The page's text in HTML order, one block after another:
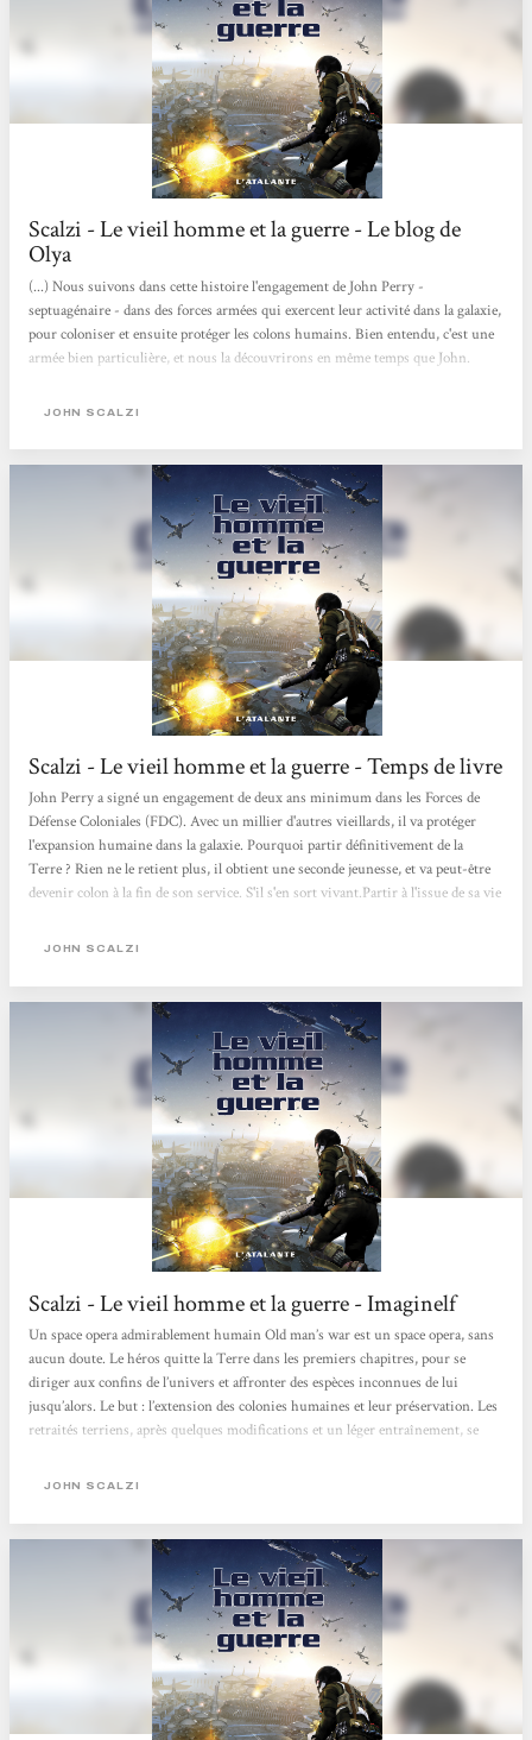
Scalzi - Le vieil homme et la guerre - Le blog de
Olya
(...) Nous suivons dans cette histoire l'engagement de John Perry -
septuagénaire - dans des forces armées qui exercent leur activité dans la galaxie,
pour coloniser et ensuite protéger les colons humains. Bien entendu, c'est une
armée bien particulière, et nous la découvrirons en même temps que John.
sympathique. Ce personnage est intelligent, très humain, il a un sens de
lui demande sans réfléchir un...
JOHN SCALZI
Scalzi - Le vieil homme et la guerre - Temps de livre
John Perry a signé un engagement de deux ans minimum dans les Forces de
Défense Coloniales (FDC). Avec un millier d'autres vieillards, il va protéger
l'expansion humaine dans la galaxie. Pourquoi partir définitivement de la
Terre ? Rien ne le retient plus, il obtient une seconde jeunesse, et va peut-être
devenir colon à la fin de son service. S'il s'en sort vivant.Partir à l'issue de sa vie
l'expansion humaine. Résumer l'histoire de John Perry est simple, mais la
réussi...
JOHN SCALZI
Scalzi - Le vieil homme et la guerre - Imaginelf
Un space opera admirablement humain Old man’s war est un space opera, sans
aucun doute. Le héros quitte la Terre dans les premiers chapitres, pour se
diriger aux confins de l’univers et affronter des espèces inconnues de lui
jusqu’alors. Le but : l’extension des colonies humaines et leur préservation. Les
retraités terriens, après quelques modifications et un léger entraînement, se
planète en planète. Ce qui frappe dès le départ, c’est la profonde humanité qui se
JOHN SCALZI